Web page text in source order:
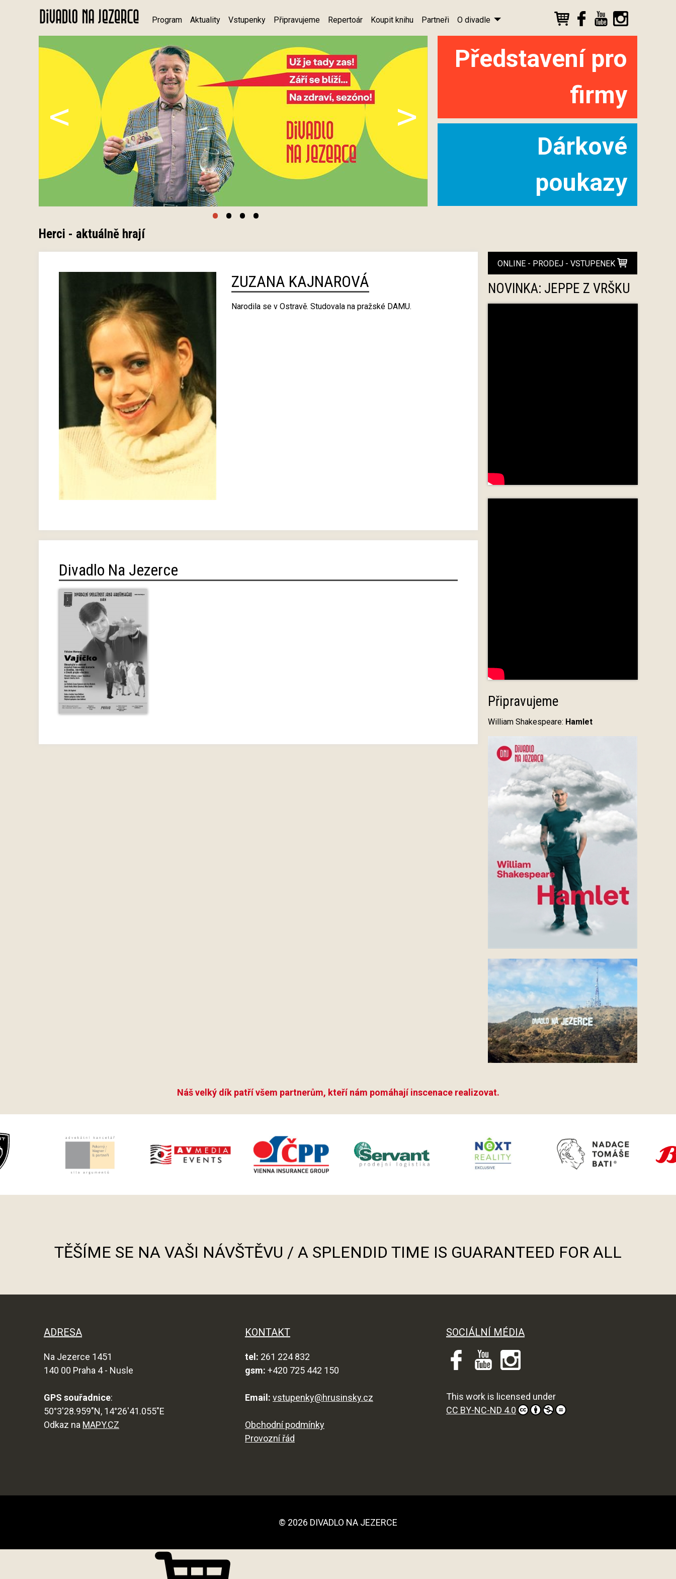
Program Aktuality Vstupenky Připravujeme Repertoár Koupit knihu Partneři O divadle
< >
Představení pro
firmy
Dárkové
poukazy
••••
Herci - aktuálně hrají
ZUZANA KAJNAROVÁ
Narodila se v Ostravě. Studovala na pražské DAMU.
Divadlo Na Jezerce
ONLINE - PRODEJ - VSTUPENEK
NOVINKA: JEPPE Z VRŠKU
Připravujeme
William Shakespeare: Hamlet
Náš velký dík patří všem partnerům, kteří nám pomáhají inscenace realizovat.
TĚŠÍME SE NA VAŠI NÁVŠTĚVU / A SPLENDID TIME IS GUARANTEED FOR ALL
ADRESA
Na Jezerce 1451
140 00 Praha 4 - Nusle
GPS souřadnice:
50°3'28.959"N, 14°26'41.055"E
Odkaz na MAPY.CZ
KONTAKT
tel: 261 224 832
gsm: +420 725 442 150
Email: vstupenky@hrusinsky.cz
Obchodní podmínky
Provozní řád
SOCIÁLNÍ MÉDIA
This work is licensed under
CC BY-NC-ND 4.0
© 2026 DIVADLO NA JEZERCE